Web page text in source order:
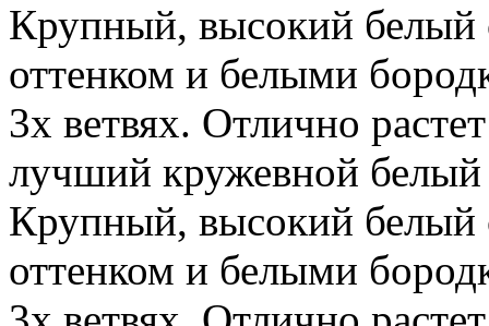
Крупный, высокий белый
оттенком и белыми
3х ветвях. Отлично
лучший кружевной белый
Крупный, высокий белый
оттенком и белыми